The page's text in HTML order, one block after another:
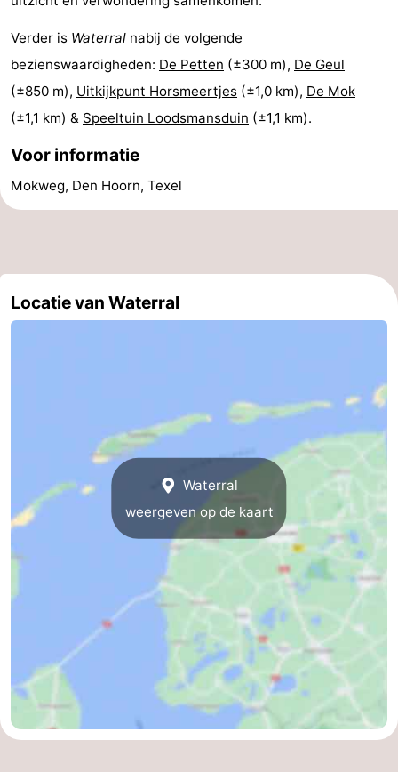
Wadlopen
Zeehonden
Eten
en
drinken
Evenementen
Praktisch
Forum
Route
-
adressen
Waddeneilanden
-
Schiermonnikoog
Terschelling
-
Vlieland
Noord-
Verder is Waterral nabij de volgende
bezienswaardigheden: De Petten (±300 m), De Geul
(±850 m), Uitkijkpunt Horsmeertjes (±1,0 km), De Mok
(±1,1 km) & Speeltuin Loodsmansduin (±1,1 km).
Voor informatie
Mokweg, Den Hoorn, Texel
Locatie van Waterral
Waterral
weergeven op de kaart